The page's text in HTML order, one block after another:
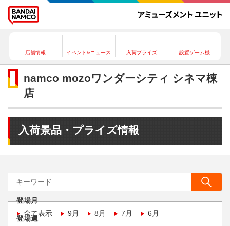
店舗情報 イベント&ニュース 入荷プライズ 設置ゲーム機
namco mozoワンダーシティ シネマ棟
店
入荷景品・プライズ情報
登場月
全て表示
9月 8月 7月 6月
登場週